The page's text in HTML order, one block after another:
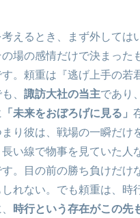
えるとき、まず外しては
場の感情だけで決まった
。頼重は『逃げ上手の若
、 諏訪大社の当主であり、
「未来をおぼろげに見る」
り彼は、戦場の一瞬だけ
い線で物事を見ていた人
。目の前の勝ち負けだけ
れない。でも頼重は、時
時行という存在がこの先